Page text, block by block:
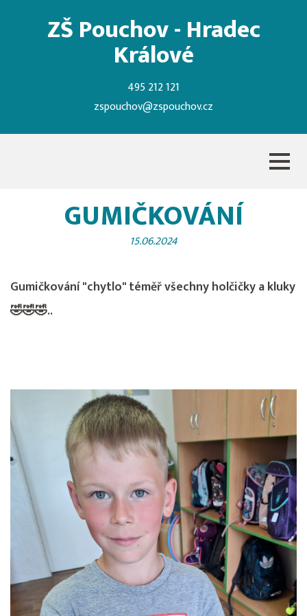
ZŠ Pouchov - Hradec
Králové
495 212 121
zspouchov@zspouchov.cz
GUMIČKOVÁNÍ
15.06.2024
Gumičkování "chytlo" téměř všechny holčičky a kluky
🤣🤣🤣..